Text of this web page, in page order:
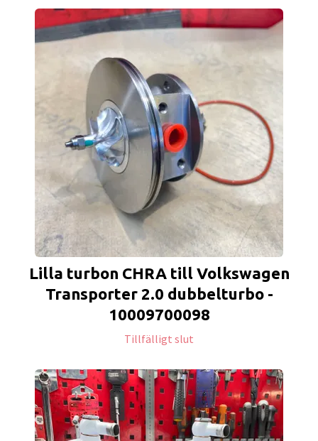
Lilla turbon CHRA till Volkswagen
Transporter 2.0 dubbelturbo -
10009700098
Tillfälligt slut